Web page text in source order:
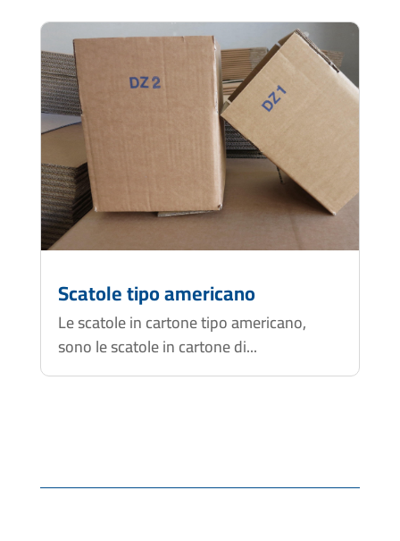
Scatole tipo americano
Le scatole in cartone tipo americano,
sono le scatole in cartone di...